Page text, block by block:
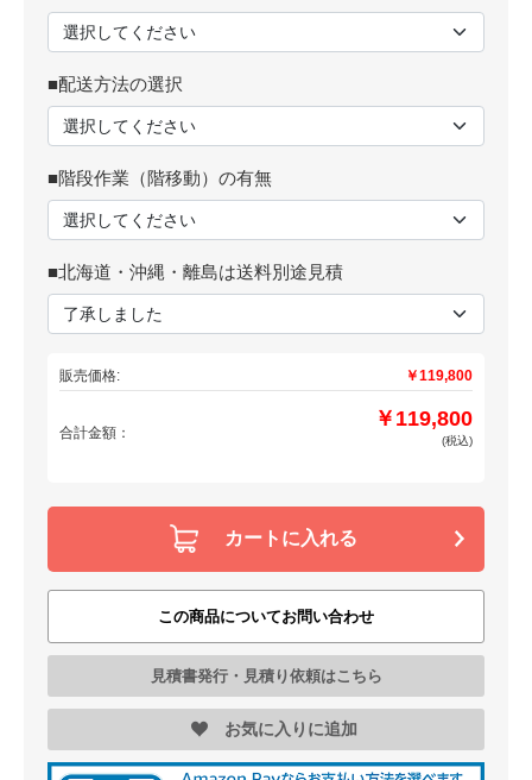
■配送方法の選択
■階段作業（階移動）の有無
■北海道・沖縄・離島は送料別途見積
販売価格: ￥119,800
合計金額：
￥119,800
(税込)
カートに入れる
この商品についてお問い合わせ
見積書発行・見積り依頼はこちら
お気に入りに追加